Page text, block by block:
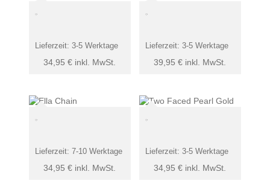
34,95 € inkl. MwSt.
Lieferzeit: 3-5 Werktage
39,95€ inkl. MwSt.
Lieferzeit:3-5 Werktage
34,95 € inkl. MwSt.
Lieferzeit: 7-10 Werktage
34,95€ inkl. MwSt.
Lieferzeit:3-5 Werktage